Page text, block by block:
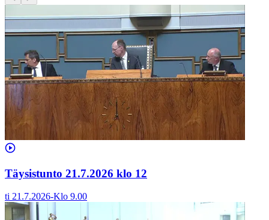
Täysistunto 21.7.2026 klo 12
ti 21.7.2026-Klo 9.00